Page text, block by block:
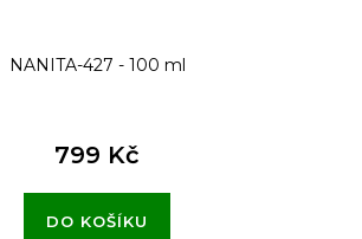
NANITA-427 - 100 ml
799 Kč
DO KOŠÍKU